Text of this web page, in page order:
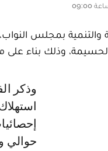
بمجلس
وذلك بناء على
وذكر الفريق، في مراسلة إلى رئيسة لجنة القطاعات الاجتماعية، إن ظاهرة